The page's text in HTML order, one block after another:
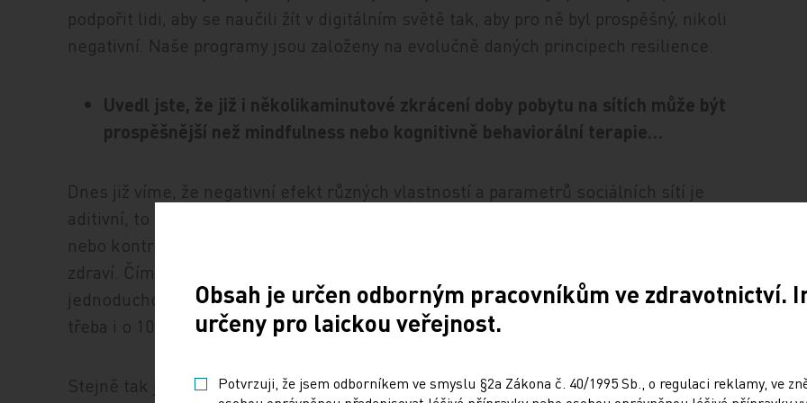
podpořit lidi, aby se naučili žít v digitálním světě tak, aby pro ně byl prospěšný, nikoli
negativní. Naše programy jsou založeny na evolučně daných principech resilience.
Uvedl jste, že již i několikaminutové zkrácení doby pobytu na sítích může být
prospěšnější než mindfulness nebo kognitivně behaviorální terapie…
Dnes již víme, že negativní efekt různých vlastností a parametrů sociálních sítí je
aditivní, to znamená, že délka pobytu na sociálních sítích, ale i počet přihlášení
nebo kontrol zpráv na mobilu se jasně negativně promítá do zhoršení duševního
zdraví. Čím víc, tím hůř. Negativní efekt je tak výrazný, že se otvírá možnost pro úplně
jednoduchou prevenci spočívající v prostém omezení pobytu na sociálních sítích,
třeba i o 10 minut. Již takto krátká doba se při hodnocení větších skupin projeví.
Stejně tak je tomu se spánkem, který je další kandidátní oblastí, která se dá vcelku
Obsah je určen odborným pracovníkům ve zdravotnictví.
určeny pro laickou veřejnost.
Potvrzuji, že jsem odborníkem ve smyslu §2a Zákona č. 40/1995 Sb., o regulaci reklamy, ve